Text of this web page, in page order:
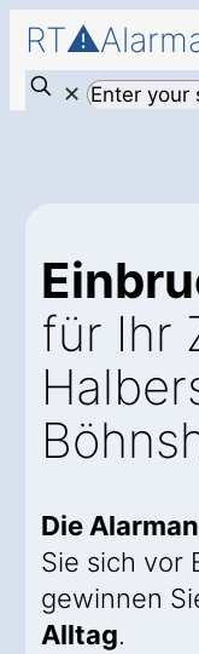
✕
für Ihr
Die
Sie sich vor
gewinnen
Alltag.